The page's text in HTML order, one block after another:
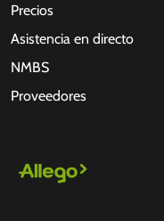
Precios
Asistencia en directo
NMBS
Proveedores